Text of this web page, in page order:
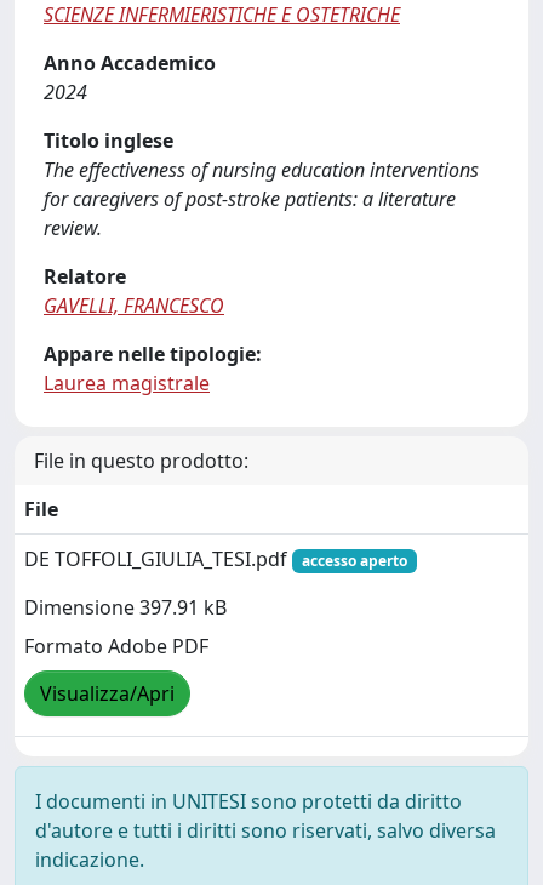
SCIENZE INFERMIERISTICHE E OSTETRICHE
Anno Accademico
2024
Titolo inglese
The effectiveness of nursing education interventions
for caregivers of post-stroke patients: a literature
review.
Relatore
GAVELLI, FRANCESCO
Appare nelle tipologie:
Laurea magistrale
File in questo prodotto:
File
DE TOFFOLI_GIULIA_TESI.pdf
accesso aperto
Dimensione 397.91 kB
Formato Adobe PDF
Visualizza/Apri
I documenti in UNITESI sono protetti da diritto
d'autore e tutti i diritti sono riservati, salvo diversa
indicazione.